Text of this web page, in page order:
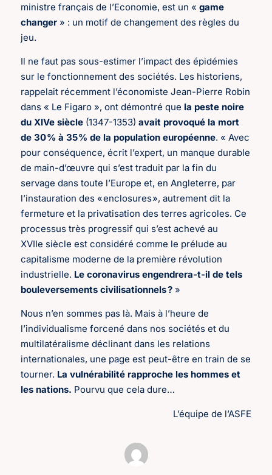
ministre français de l’Economie, est un «game
changer » : un motif de changement des règles du
jeu.
Il ne faut pas sous-estimer l’impact des épidémies
sur le fonctionnement des sociétés. Les historiens,
rappelait récemment l’économiste Jean-Pierre Robin
dans « Le Figaro », ont démontré que la peste noire
du XIVe siècle (1347-1353)avait provoqué la mort
de 30 % à 35 % de la population européenne. « Avec
pour conséquence, écrit l’expert, un manque durable
de main-d’œuvre qui s’est traduit par la fin du
servage dans toute l’Europe et, en Angleterre, par
l’instauration des « enclosures », autrement dit la
fermeture et la privatisation des terres agricoles. Ce
processus très progressif qui s’est achevé au
XVIIe siècle est considéré comme le prélude au
capitalisme moderne de la première révolution
industrielle. Le coronavirus engendrera-t-il de tels
bouleversements civilisationnels ? »
Nous n’en sommes pas là. Mais à l’heure de
l’individualisme forcené dans nos sociétés et du
multilatéralisme déclinant dans les relations
internationales, une page est peut-être en train de se
tourner. La vulnérabilité rapproche les hommes et
les nations. Pourvu que cela dure…
L’équipe de l’ASFE